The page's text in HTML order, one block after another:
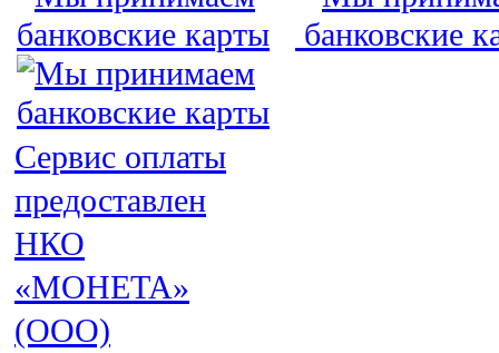
Сервис оплаты
предоставлен
НКО
«МОНЕТА»
(ООО)